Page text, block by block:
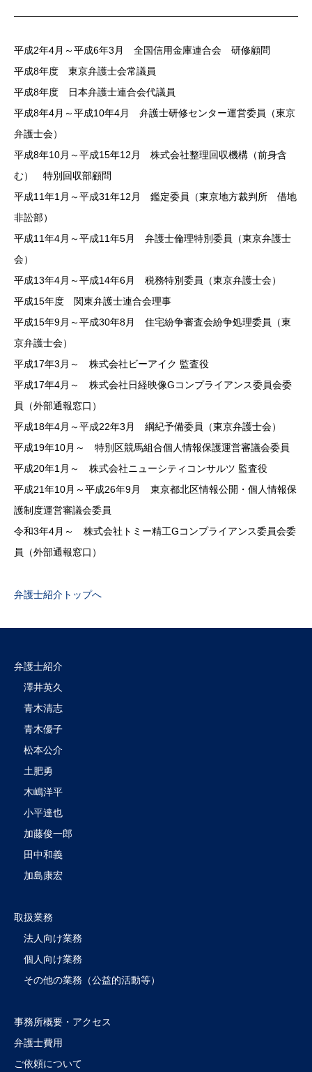
平成2年4月～平成6年3月 全国信用金庫連合会 研修顧問
平成8年度 東京弁護士会常議員
平成8年度 日本弁護士連合会代議員
平成8年4月～平成10年4月 弁護士研修センター運営委員（東京
弁護士会）
平成8年10月～平成15年12月 株式会社整理回収機構（前身含
む） 特別回収部顧問
平成11年1月～平成31年12月 鑑定委員（東京地方裁判所 借地
非訟部）
平成11年4月～平成11年5月 弁護士倫理特別委員（東京弁護士
会）
平成13年4月～平成14年6月 税務特別委員（東京弁護士会）
平成15年度 関東弁護士連合会理事
平成15年9月～平成30年8月 住宅紛争審査会紛争処理委員（東
京弁護士会）
平成17年3月～ 株式会社ビーアイク 監査役
平成17年4月～ 株式会社日経映像Gコンプライアンス委員会委
員（外部通報窓口）
平成18年4月～平成22年3月 綱紀予備委員（東京弁護士会）
平成19年10月～ 特別区競馬組合個人情報保護運営審議会委員
平成20年1月～ 株式会社ニューシティコンサルツ 監査役
平成21年10月～平成26年9月 東京都北区情報公開・個人情報保
護制度運営審議会委員
令和3年4月～ 株式会社トミー精工Gコンプライアンス委員会委
員（外部通報窓口）
弁護士紹介トップへ
弁護士紹介
澤井英久
青木清志
青木優子
松本公介
土肥勇
木嶋洋平
小平達也
加藤俊一郎
田中和義
加島康宏
取扱業務
法人向け業務
個人向け業務
その他の業務（公益的活動等）
事務所概要・アクセス
弁護士費用
ご依頼について